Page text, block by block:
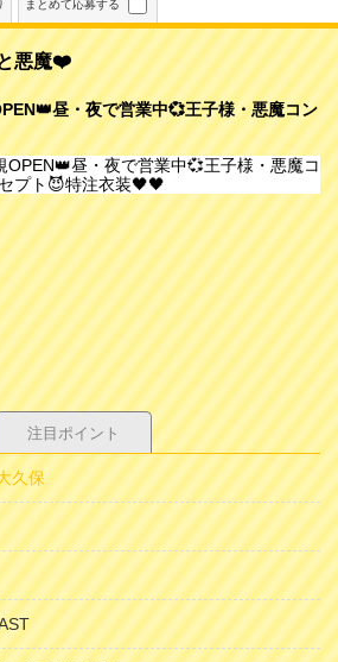
まとめて応募する
悪魔❤️
昼・夜で営業中💞王子様・悪魔コン
注目ポイント
久保